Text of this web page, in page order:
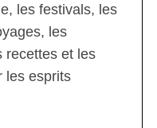
les festivals, les
les
recettes et les
les esprits